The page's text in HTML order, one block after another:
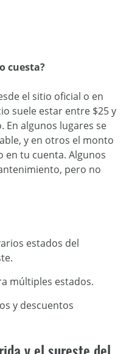
cuesta?
el sitio oficial o en
suele estar entre $25 y
En algunos lugares se
y en otros el monto
en tu cuenta. Algunos
pero no
estados del
múltiples estados.
y descuentos